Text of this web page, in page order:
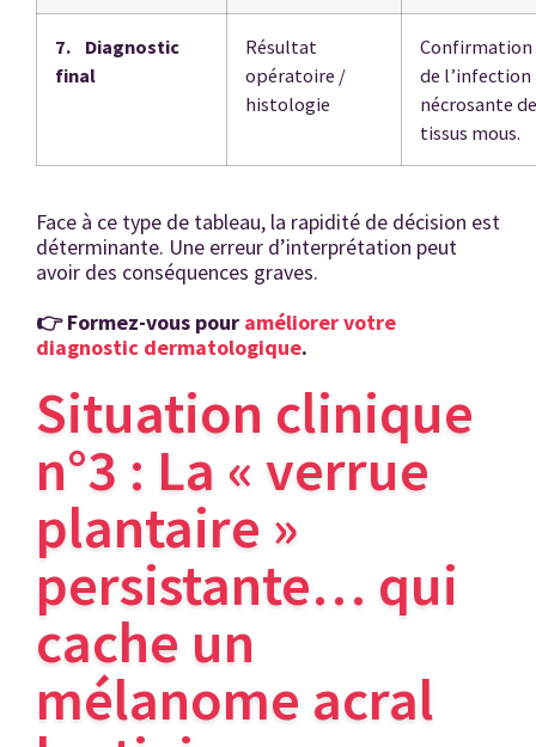
7. Diagnostic
final
Résultat
opératoire /
histologie
Confirmation
de l’infection
nécrosante
tissus mous.
Face à ce type de tableau, la rapidité de décision est
déterminante. Une erreur d’interprétation peut
avoir des conséquences graves.
👉 Formez-vous pour améliorer votre
diagnostic dermatologique.
Situation clinique
n°3 : La « verrue
plantaire »
persistante… qui
cache un
mélanome acral